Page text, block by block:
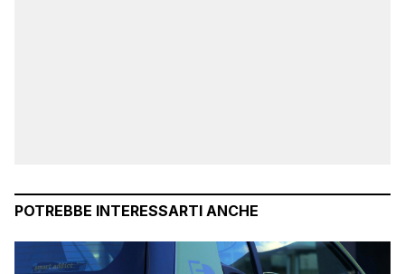
POTREBBE INTERESSARTI ANCHE